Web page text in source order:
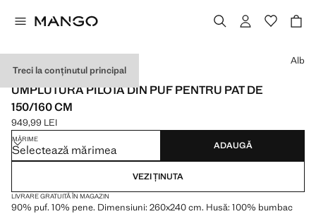
Treci la conținutul principal
PREMIUM / MADE IN EUROPE
UMPLUTURĂ PILOTĂ DIN PUF PENTRU PAT DE
150/160 CM
Preț actual [949,99 LEI ]
949,99 LEI
Selectează o culoare
Alb
MĂRIME
Selectează mărimea ADAUGĂ
VEZI ȚINUTA
LIVRARE GRATUITĂ ÎN MAGAZIN
90% puf. 10% pene. Dimensiuni: 260x240 cm. Husă: 100% bumbac